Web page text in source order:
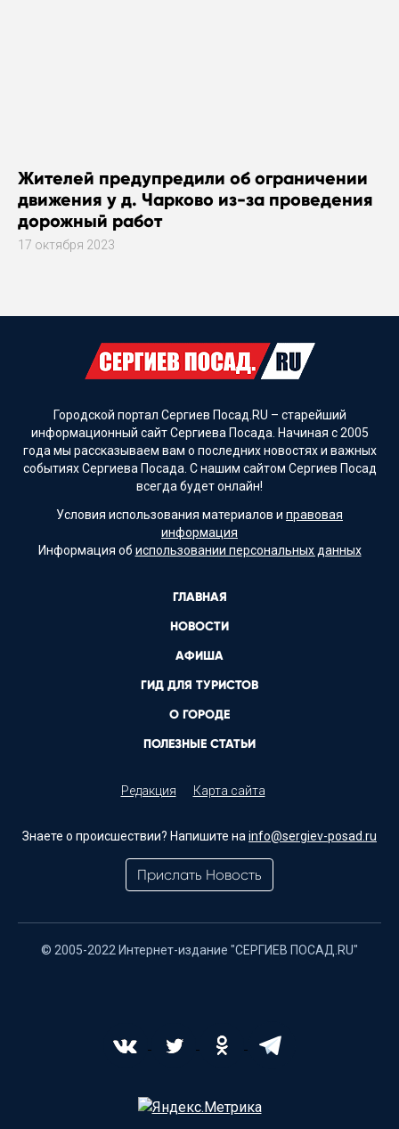
Жителей предупредили об ограничении
движения у д. Чарково из-за проведения
дорожный работ
17 октября 2023
Городской портал Сергиев Посад.RU – старейший
информационный сайт Сергиева Посада. Начиная с 2005
года мы рассказываем вам о последних новостях и важных
событиях Сергиева Посада. С нашим сайтом Сергиев Посад
всегда будет онлайн!
Условия использования материалов и правовая
информация
Информация об использовании персональных данных
ГЛАВНАЯ
НОВОСТИ
АФИША
ГИД ДЛЯ ТУРИСТОВ
О ГОРОДЕ
ПОЛЕЗНЫЕ СТАТЬИ
Редакция Карта сайта
Знаете о происшествии? Напишите на info@sergiev-posad.ru
Прислать Новость
© 2005-2022 Интернет-издание "СЕРГИЕВ ПОСАД.RU"